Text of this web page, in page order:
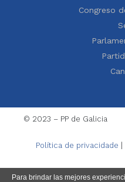
Congreso
© 2023 – PP de Galicia
Política de privacidade
Para brindar las mejores